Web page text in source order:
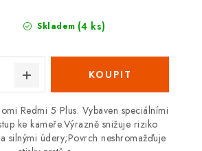
Skladem (4 ks)
Redmi 5 Plus. Vybaven speciálními
ke kameře.Výrazně snižuje riziko
silnými údery;Povrch neshromažďuje